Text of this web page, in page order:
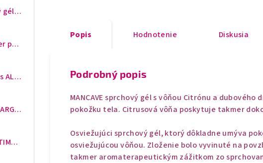
DERMAFLORA prírodný sprchový gél SENSITIVE
WOMN DRY & FRESH tekutý púder pre intímne partie 50ml
DERMAFLORA dezodorant sprej s ALOE VERA
DERMAFLORA vlasový šampón s ARGANOVÝM OLEJOM a MEDOM
ZVÝHODNENÝ DUOSET WOMN INTIMATE depilačné krémy pre intímne miesta
Popis Hodnotenie Diskusia
Podrobný popis
MANCAVE sprchový gél s vôňou Citrónu a
pokožku tela. Citrusová vôňa poskytuje takmer
Osviežujúci sprchový gél, ktorý dôkladne umýva
osviežujúcou vôňou. Zloženie bolo vyvinuté na
takmer aromaterapeutickým zážitkom zo